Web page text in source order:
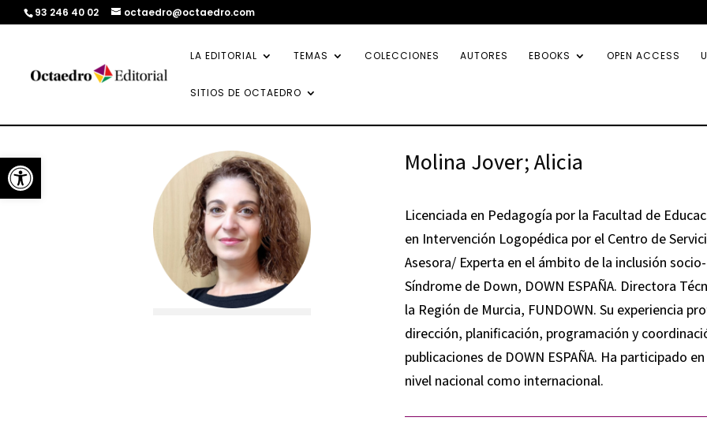
Abrir barra de herramientas
93 246 40 02 octaedro@octaedro.com
LA EDITORIAL TEMAS COLECCIONES AUTORES EBOOKS OPEN ACCESS
SITIOS DE OCTAEDRO
Molina Jover; Alicia
Licenciada en Pedagogía por la Facultad de
en Intervención Logopédica por el Centro de
Asesora/ Experta en el ámbito de la inclusión
Síndrome de Down, DOWN ESPAÑA. Directora
la Región de Murcia, FUNDOWN. Su experiencia
dirección, planificación, programación y
publicaciones de DOWN ESPAÑA. Ha participado
nivel nacional como internacional.